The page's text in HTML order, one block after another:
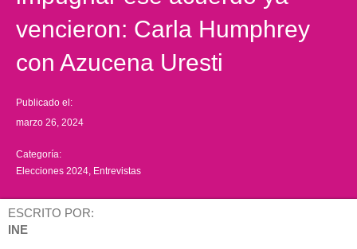
vencieron: Carla Humphrey
con Azucena Uresti
Publicado el:
marzo 26, 2024
Categoría:
Elecciones 2024 Entrevistas
ESCRITO POR:
INE